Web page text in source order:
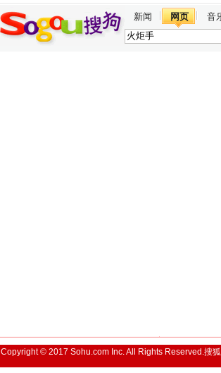
新闻 网页 音
Copyright © 2017 Sohu.com Inc. All Rights Reserved.搜